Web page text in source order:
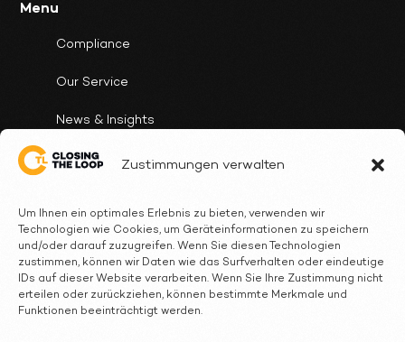
Zustimmungen verwalten
Um Ihnen ein optimales Erlebnis zu bieten, verwenden wir
Technologien wie Cookies, um Geräteinformationen zu speichern
und/oder darauf zuzugreifen. Wenn Sie diesen Technologien
zustimmen, können wir Daten wie das Surfverhalten oder eindeutige
IDs auf dieser Website verarbeiten. Wenn Sie Ihre Zustimmung nicht
erteilen oder zurückziehen, können bestimmte Merkmale und
Funktionen beeinträchtigt werden.
Menu
Compliance
Our Service
News & Insights
Client Cases
FAQ
Contact
Follow Us